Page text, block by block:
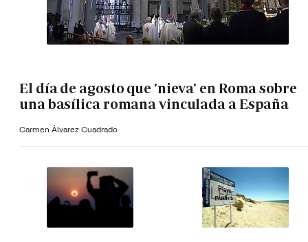
El día de agosto que 'nieva' en Roma sobre
una basílica romana vinculada a España
Carmen Álvarez Cuadrado